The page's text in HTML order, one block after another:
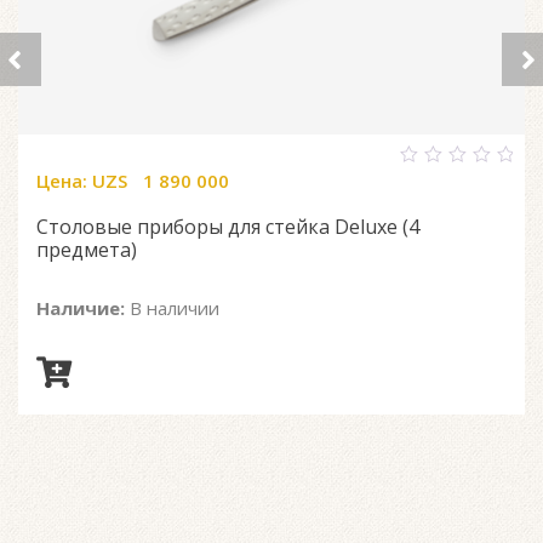
5
Цена: UZS 1 890 000
Столовые приборы для стейка Deluxe (4
предмета)
Наличие: В наличии